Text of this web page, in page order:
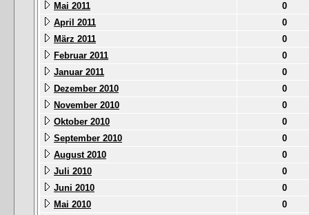
Mai 2011
0
April 2011
0
März 2011
0
Februar 2011
0
Januar 2011
0
Dezember 2010
0
November 2010
0
Oktober 2010
0
September 2010
0
August 2010
0
Juli 2010
0
Juni 2010
0
Mai 2010
0